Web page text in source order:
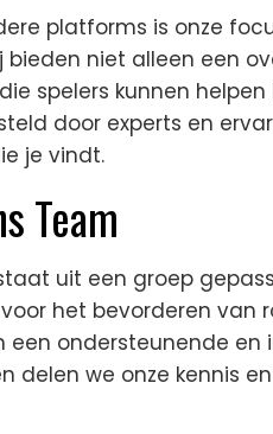
platforms is onze
bieden niet alleen een
spelers kunnen
door experts en
je vindt.
Team
uit een groep
het bevorderen van
ondersteunende
delen we onze kennis